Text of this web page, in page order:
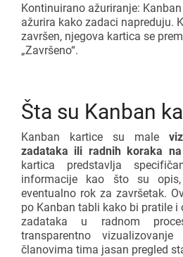
Kontinuirano ažuriranje:
ažurira kako zadaci napreduju.
završen, njegova kartica se
„Završeno“.
Šta su Kanban
Kanban kartice su male
zadataka ili radnih koraka
kartica predstavlja
informacije kao što su
eventualno rok za završetak.
po Kanban tabli kako bi pratile i
zadataka u radnom
transparentno
članovima tima jasan pregled